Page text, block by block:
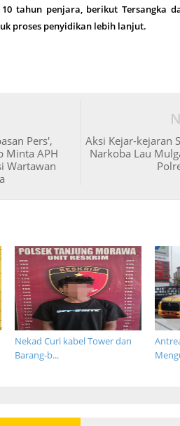
tahun penjara, berikut Tersangka
proses penyidikan lebih lanjut.
Aksi Kejar-kejaran
Narkoba Lau
Pers',
Minta APH
Wartawan
Nekad Curi kabel Tower dan
Barang-b...